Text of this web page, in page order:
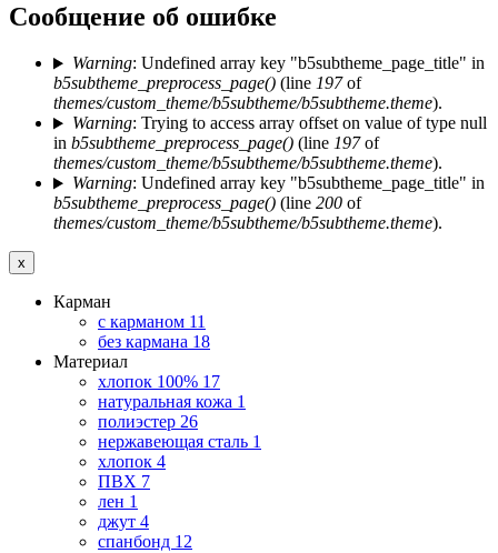
Сообщение об ошибке
Warning: Undefined array key "b5subtheme_page_title" in
b5subtheme_preprocess_page() (line 197of
themes/custom_theme/b5subtheme/b5subtheme.theme).
Warning: Trying to access array offset on value of type null
in b5subtheme_preprocess_page() (line 197of
themes/custom_theme/b5subtheme/b5subtheme.theme).
Warning: Undefined array key "b5subtheme_page_title" in
b5subtheme_preprocess_page() (line 200 of
themes/custom_theme/b5subtheme/b5subtheme.theme).
x
Карман
с карманом 11
без кармана 18
Материал
хлопок 100% 17
натуральная кожа 1
полиэстер 26
нержавеющая сталь 1
хлопок 4
ПВХ 7
лен 1
джут 4
спанбонд 12